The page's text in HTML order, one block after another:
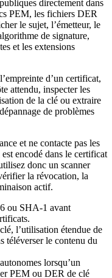
directement dans
PEM, les fichiers DER
le sujet, l’émetteur, le
de signature,
et les extensions
d’un certificat,
attendu, inspecter les
de la clé ou extraire
de problèmes
et ne contacte pas les
encodé dans le certificat
donc un scanner
la révocation, la
actif.
ou SHA-1 avant
l’utilisation étendue de
téléverser le contenu du
lorsqu’un
PEM ou DER de clé